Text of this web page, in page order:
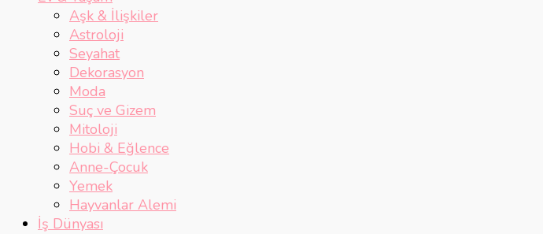
Aşk & İlişkiler
Astroloji
Seyahat
Dekorasyon
Moda
Suç ve Gizem
Mitoloji
Hobi & Eğlence
Anne-Çocuk
Yemek
Hayvanlar Alemi
İş Dünyası